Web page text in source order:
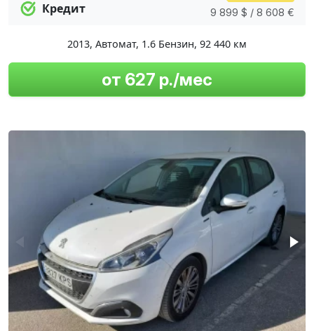
Кредит
9 899 $ / 8 608 €
2013, Автомат, 1.6 Бензин, 92 440 км
от 627 р./мес